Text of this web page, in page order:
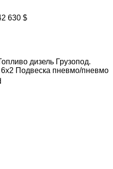
630 $
дизель Грузопод.
6x2 Подвеска пневмо/пневмо